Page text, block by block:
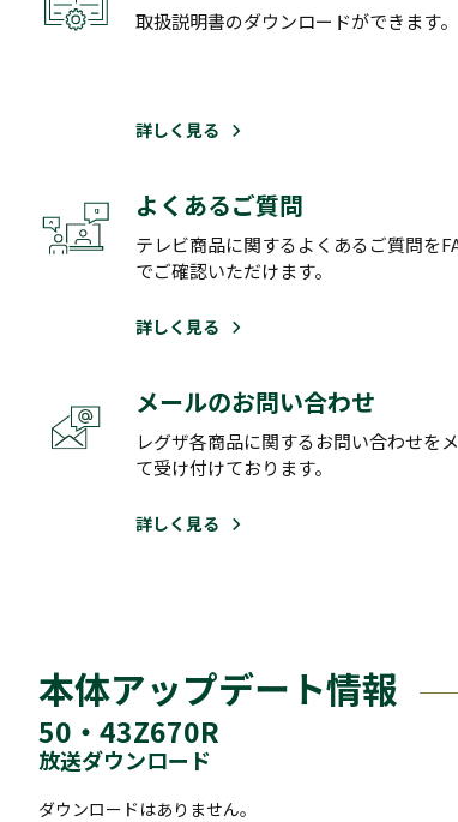
取扱説明書のダウンロードができます。
詳しく見る
よくあるご質問
テレビ商品に関するよくあるご質問を
でご確認いただけます。
詳しく見る
メールのお問い合わせ
レグザ各商品に関するお問い合わせを
て受け付けております。
詳しく見る
本体アップデート情報
50・43Z670R
放送ダウンロード
ダウンロードはありません。